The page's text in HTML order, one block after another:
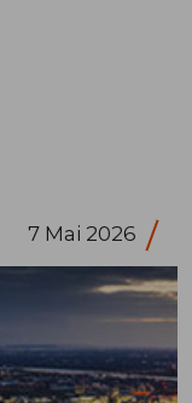
7 Mai 2026